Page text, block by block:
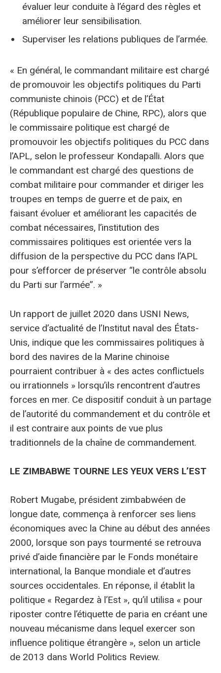
évaluer leur conduite à l’égard des règles et
améliorer leur sensibilisation.
Superviser les relations publiques de l’armée.
« En général, le commandant militaire est chargé
de promouvoir les objectifs politiques du Parti
communiste chinois (PCC) et de l’État
(République populaire de Chine, RPC), alors que
le commissaire politique est chargé de
promouvoir les objectifs politiques du PCC dans
l’APL, selon le professeur Kondapalli. Alors que
le commandant est chargé des questions de
combat militaire pour commander et diriger les
troupes en temps de guerre et de paix, en
faisant évoluer et améliorant les capacités de
combat nécessaires, l’institution des
commissaires politiques est orientée vers la
diffusion de la perspective du PCC dans l’APL
pour s’efforcer de préserver “le contrôle absolu
du Parti sur l’armée”. »
Un rapport de juillet 2020 dans USNI News,
service d’actualité de l’Institut naval des États-
Unis, indique que les commissaires politiques à
bord des navires de la Marine chinoise
pourraient contribuer à « des actes conflictuels
ou irrationnels » lorsqu’ils rencontrent d’autres
forces en mer. Ce dispositif conduit à un partage
de l’autorité du commandement et du contrôle et
il est contraire aux points de vue plus
traditionnels de la chaîne de commandement.
LE ZIMBABWE TOURNE LES YEUX VERS L’EST
Robert Mugabe, président zimbabwéen de
longue date, commença à renforcer ses liens
économiques avec la Chine au début des années
2000, lorsque son pays tourmenté se retrouva
privé d’aide financière par le Fonds monétaire
international, la Banque mondiale et d’autres
sources occidentales. En réponse, il établit la
politique « Regardez à l’Est », qu’il utilisa « pour
riposter contre l’étiquette de paria en créant une
nouveau mécanisme dans lequel exercer son
influence politique étrangère », selon un article
de 2013 dans World Politics Review.